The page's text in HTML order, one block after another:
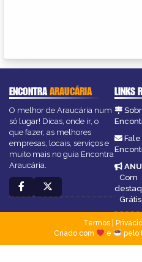
ENCONTRAARAUCÁRIA
O melhor de Araucária num
só lugar! Dicas, onde ir, o
que fazer, as melhores
empresas, locais, serviços e
muito mais no guia Encontra
Araucária.
LINKS
Com
Grátis
Termos|
Criado com
e pelo